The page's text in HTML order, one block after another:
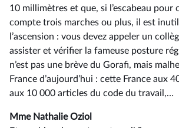
10 millimètres et que, si l’escabeau pour
compte trois marches ou plus, il est
l’ascension : vous devez appeler un
assister et vérifier la fameuse posture
n’est pas une brève du Gorafi, mais
France d’aujourd’hui : cette France aux
aux 10 000 articles du code du travail,…
Mme Nathalie Oziol